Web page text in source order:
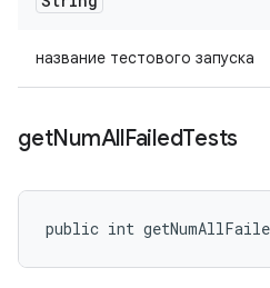
название тестового запуска
getNumAllFailedTests
public int